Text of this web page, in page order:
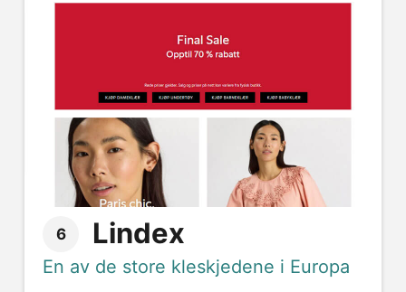
6 Lindex
En av de store kleskjedene i Europa